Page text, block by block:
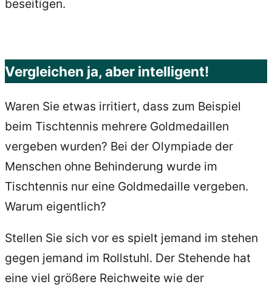
beseitigen.
Vergleichen ja, aber intelligent!
Waren Sie etwas irritiert, dass zum Beispiel
beim Tischtennis mehrere Goldmedaillen
vergeben wurden? Bei der Olympiade der
Menschen ohne Behinderung wurde im
Tischtennis nur eine Goldmedaille vergeben.
Warum eigentlich?
Stellen Sie sich vor es spielt jemand im stehen
gegen jemand im Rollstuhl. Der Stehende hat
eine viel größere Reichweite wie der